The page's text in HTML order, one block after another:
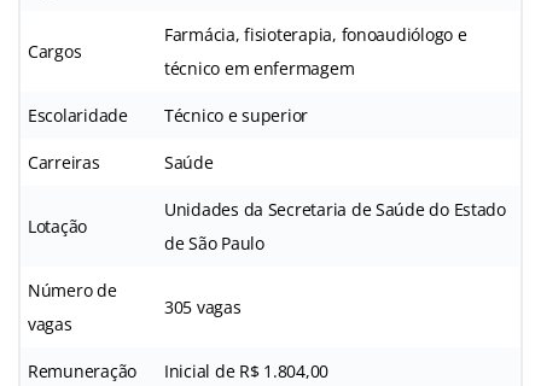
Cargos
Farmácia, fisioterapia, fonoaudiólogo e
técnico em enfermagem
Escolaridade Técnico e superior
Carreiras Saúde
Lotação
Unidades da Secretaria de Saúde do Estado
de São Paulo
Número de
vagas
305 vagas
Remuneração Inicial de R$ 1.804,00